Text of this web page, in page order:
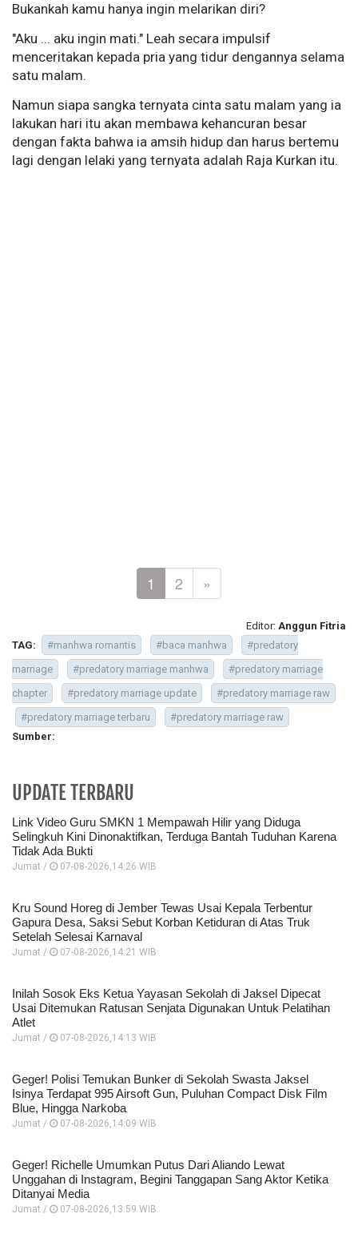
Bukankah kamu hanya ingin melarikan diri?
"Aku ... aku ingin mati." Leah secara impulsif
menceritakan kepada pria yang tidur dengannya selama
satu malam.
Namun siapa sangka ternyata cinta satu malam yang ia
lakukan hari itu akan membawa kehancuran besar
dengan fakta bahwa ia amsih hidup dan harus bertemu
lagi dengan lelaki yang ternyata adalah Raja Kurkan itu.
1 2 »
Editor: Anggun Fitria
TAG:
#manhwa romantis #baca manhwa
#predatory
marriage
#predatory marriage manhwa
#predatory marriage
chapter
#predatory marriage update
#predatory marriage raw
#predatory marriage terbaru
#predatory marriage raw
Sumber:
UPDATE TERBARU
Link Video Guru SMKN 1 Mempawah Hilir yang Diduga
Selingkuh Kini Dinonaktifkan, Terduga Bantah Tuduhan Karena
Tidak Ada Bukti
Jumat / 07-08-2026,14:26 WIB
Kru Sound Horeg di Jember Tewas Usai Kepala Terbentur
Gapura Desa, Saksi Sebut Korban Ketiduran di Atas Truk
Setelah Selesai Karnaval
Jumat / 07-08-2026,14:21 WIB
Inilah Sosok Eks Ketua Yayasan Sekolah di Jaksel Dipecat
Usai Ditemukan Ratusan Senjata Digunakan Untuk Pelatihan
Atlet
Jumat / 07-08-2026,14:13 WIB
Geger! Polisi Temukan Bunker di Sekolah Swasta Jaksel
Isinya Terdapat 995 Airsoft Gun, Puluhan Compact Disk Film
Blue, Hingga Narkoba
Jumat / 07-08-2026,14:09 WIB
Geger! Richelle Umumkan Putus Dari Aliando Lewat
Unggahan di Instagram, Begini Tanggapan Sang Aktor Ketika
Ditanyai Media
Jumat / 07-08-2026,13:59 WIB